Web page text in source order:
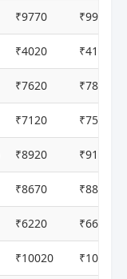
₹9770 ₹9950
₹4020 ₹4150
₹7620 ₹7800
₹7120 ₹7500
₹8920 ₹9100
₹8670 ₹8850
₹6220 ₹6600
₹10020 ₹10350